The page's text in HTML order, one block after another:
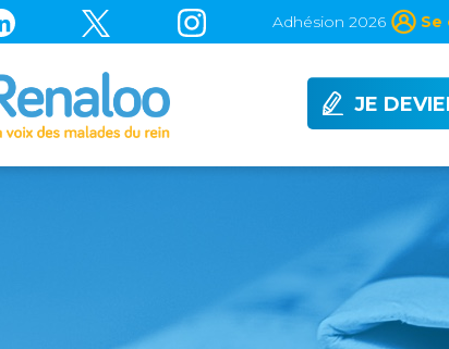
Adhésion 2026 Se
JE